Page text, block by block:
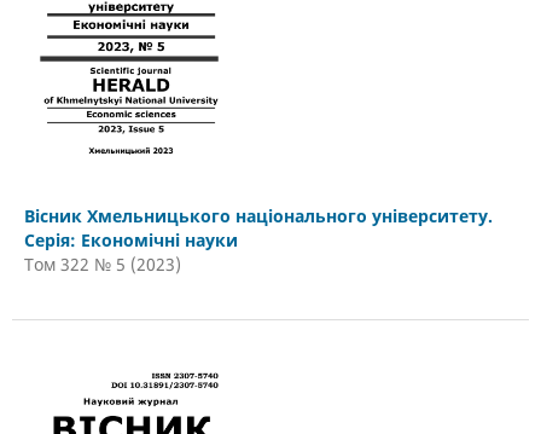
Вісник Хмельницького національного університету.
Серія: Економічні науки
Том 322 № 5 (2023)